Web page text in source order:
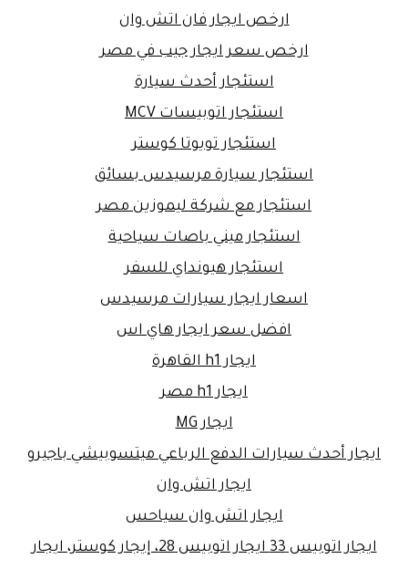
ارخص ايجار فان اتش وان
ارخص سعر ايجار جيب في مصر
استئجار أحدث سيارة
استئجار اتوبيسات MCV
استئجار تويوتا كوستر
استئجار سيارة مرسيدس بسائق
استئجار مع شركة ليموزين مصر
استئجار ميني باصات سياحية
استئجار هيونداي للسفر
اسعار ايجار سيارات مرسيدس
افضل سعر ايجار هاي اس
ايجار h1 القاهرة
ايجار h1 مصر
ايجار MG
ايجار أحدث سيارات الدفع الرباعي ميتسوبيشي باجيرو
ايجار اتش وان
ايجار اتش وان سياحس
ايجار اتوبيس 33 ايجار اتوبيس 28، إيجار كوستر، ايجار